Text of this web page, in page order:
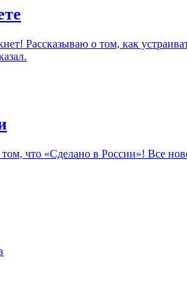
Рассказываю о том, как
что «Сделано в России»! Все